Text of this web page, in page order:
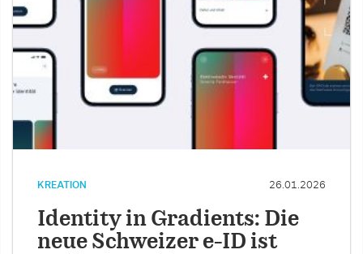
KREATION 26.01.2026
Identity in Gradients: Die
neue Schweizer e-ID ist